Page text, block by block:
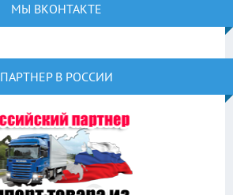
МЫ ВКОНТАКТЕ
ПАРТНЕР В РОССИИ